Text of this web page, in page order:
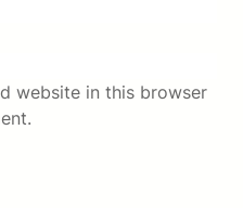
website in this browser